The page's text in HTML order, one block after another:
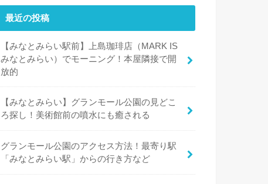
最近の投稿
【みなとみらい駅前】上島珈琲店（MARK IS
みなとみらい）でモーニング！本屋隣接で開
放的
【みなとみらい】グランモール公園の見どこ
ろ探し！美術館前の噴水にも癒される
グランモール公園のアクセス方法！最寄り駅
「みなとみらい駅」からの行き方など